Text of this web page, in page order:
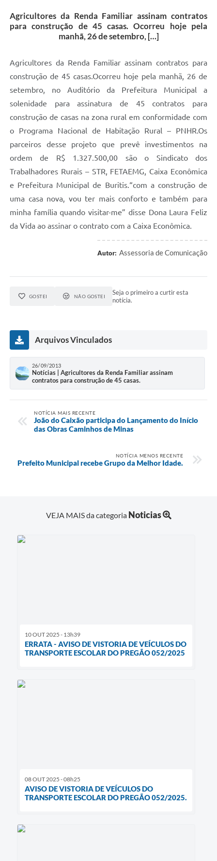
Agricultores da Renda Familiar assinam contratos
para construção de 45 casas. Ocorreu hoje pela
manhã, 26 de setembro, […]
Agricultores da Renda Familiar assinam contratos para
construção de 45 casas.Ocorreu hoje pela manhã, 26 de
setembro, no Auditório da Prefeitura Municipal a
solenidade para assinatura de 45 contratos para
construção de casas na zona rural em conformidade com
o Programa Nacional de Habitação Rural – PNHR.Os
parceiros desse projeto que prevê investimentos na
ordem de R$ 1.327.500,00 são o Sindicato dos
Trabalhadores Rurais – STR, FETAEMG, Caixa Econômica
e Prefeitura Municipal de Buritis.“com a construção de
uma casa nova, vou ter mais conforto e também para
minha família quando visitar-me” disse Dona Laura Feliz
da Vida ao assinar o contrato com a Caixa Econômica.
Autor: Assessoria de Comunicação
GOSTEI NÃO GOSTEI
Seja o primeiro a curtir esta
notícia.
Arquivos Vinculados
26/09/2013
Notícias | Agricultores da Renda Familiar assinam
contratos para construção de 45 casas.
NOTÍCIA MAIS RECENTE
João do Caixão participa do Lançamento do Início
das Obras Caminhos de Minas
NOTÍCIA MENOS RECENTE
Prefeito Municipal recebe Grupo da Melhor Idade.
VEJA MAIS da categoria Noticias
10 OUT 2025 - 13h39
ERRATA - AVISO DE VISTORIA DE VEÍCULOS DO
TRANSPORTE ESCOLAR DO PREGÃO 052/2025
08 OUT 2025 - 08h25
AVISO DE VISTORIA DE VEÍCULOS DO
TRANSPORTE ESCOLAR DO PREGÃO 052/2025.